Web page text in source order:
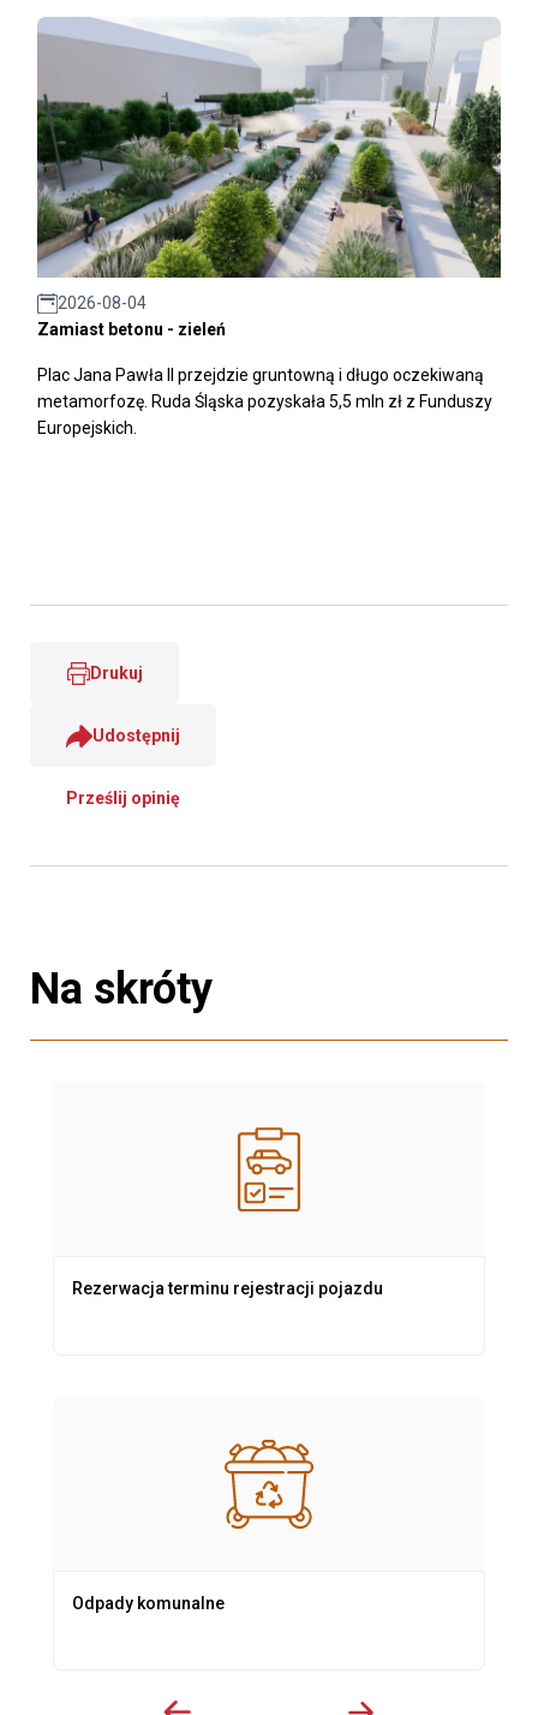
2026-08-04
Zamiast betonu - zieleń
Plac Jana Pawła II przejdzie gruntowną i długo oczekiwaną
metamorfozę. Ruda Śląska pozyskała 5,5 mln zł z Funduszy
Europejskich.
Drukuj
Udostępnij
Prześlij opinię
Na skróty
Rezerwacja terminu rejestracji pojazdu
Odpady komunalne